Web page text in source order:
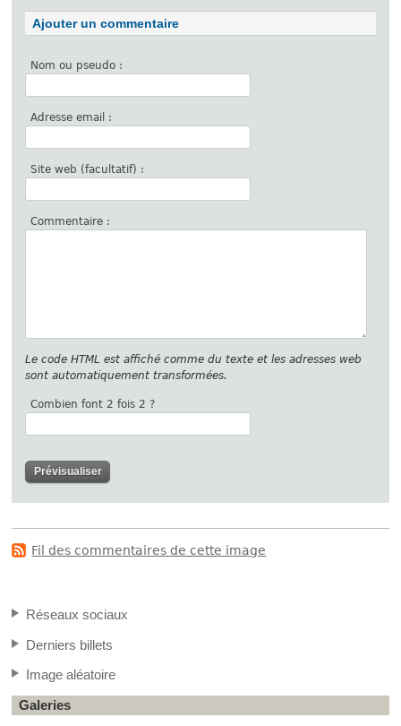
Ajouter un commentaire
Nom ou pseudo :
Adresse email :
Site web (facultatif) :
Commentaire :
Le code HTML est affiché comme du texte et les adresses web
sont automatiquement transformées.
Combien font 2 fois 2 ?
Fil des commentaires de cette image
Réseaux sociaux
Derniers billets
Image aléatoire
Galeries